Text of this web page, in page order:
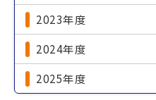
2023年度
2024年度
2025年度